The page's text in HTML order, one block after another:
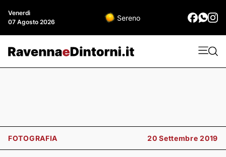
Venerdì
07 Agosto 2026
Sereno
FOTOGRAFIA 20 Settembre 2019